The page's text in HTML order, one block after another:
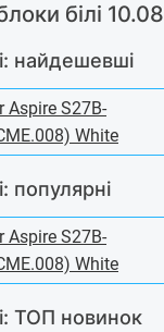
білі
найдешевші
Aspire S27B-
White
популярні
Aspire S27B-
White
ТОП новинок